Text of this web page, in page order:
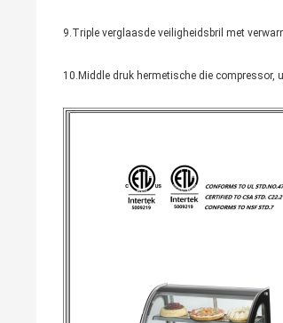
9.Triple verglaasde veiligheidsbril met
10.Middle druk hermetische die